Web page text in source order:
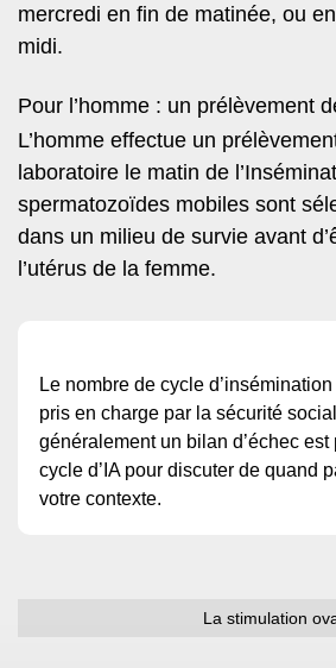
mercredi en fin de matinée, ou
midi.
Pour l’homme : un prélèvement
L’homme effectue un
laboratoire le matin de
spermatozoïdes mobiles sont
dans un milieu de survie avant
l’utérus de la femme.
Le nombre de cycle
pris en charge par la sécurité
généralement un bilan d’échec
cycle d’IA pour discuter de quand
votre contexte.
La stimulation